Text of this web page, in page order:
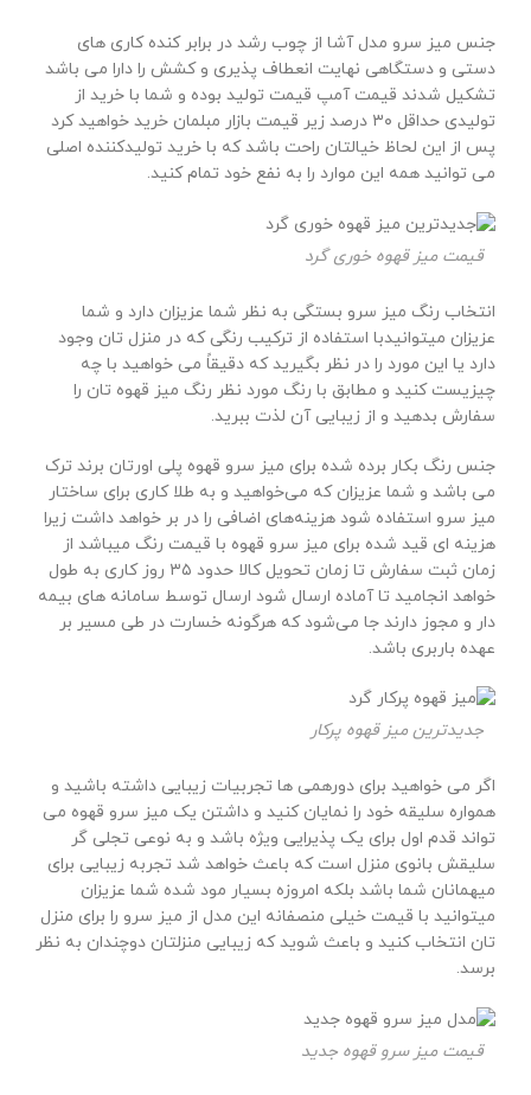
جنس میز سرو مدل آشا از چوب رشد در برابر کنده کاری های
دستی و دستگاهی نهایت انعطاف پذیری و کشش را دارا می باشد
تشکیل شدند قیمت آمپ قیمت تولید بوده و شما با خرید از
تولیدی حداقل ۳۰ درصد زیر قیمت بازار مبلمان خرید خواهید کرد
پس از این لحاظ خیالتان راحت باشد که با خرید تولیدکننده اصلی
می توانید همه این موارد را به نفع خود تمام کنید.
قیمت میز قهوه خوری گرد
انتخاب رنگ میز سرو بستگی به نظر شما عزیزان دارد و شما
عزیزان میتوانیدبا استفاده از ترکیب رنگی که در منزل تان وجود
دارد یا این مورد را در نظر بگیرید که دقیقاً می خواهید با چه
چیزیست کنید و مطابق با رنگ مورد نظر رنگ میز قهوه تان را
سفارش بدهید و از زیبایی آن لذت ببرید.
جنس رنگ بکار برده شده برای میز سرو قهوه پلی اورتان برند ترک
می باشد و شما عزیزان که می‌خواهید و به طلا کاری برای ساختار
میز سرو استفاده شود هزینه‌های اضافی را در بر خواهد داشت زیرا
هزینه ای قید شده برای میز سرو قهوه با قیمت رنگ میباشد از
زمان ثبت سفارش تا زمان تحویل کالا حدود ۳۵ روز کاری به طول
خواهد انجامید تا آماده ارسال شود ارسال توسط سامانه های بیمه
دار و مجوز دارند جا می‌شود که هرگونه خسارت در طی مسیر بر
عهده باربری باشد.
جدیدترین میز قهوه پرکار
اگر می خواهید برای دورهمی ها تجربیات زیبایی داشته باشید و
همواره سلیقه خود را نمایان کنید و داشتن یک میز سرو قهوه می
تواند قدم اول برای یک پذیرایی ویژه باشد و به نوعی تجلی گر
سلیقش بانوی منزل است که باعث خواهد شد تجربه زیبایی برای
میهمانان شما باشد بلکه امروزه بسیار مود شده شما عزیزان
میتوانید با قیمت خیلی منصفانه این مدل از میز سرو را برای منزل
تان انتخاب کنید و باعث شوید که زیبایی منزلتان دوچندان به نظر
برسد.
قیمت میز سرو قهوه جدید